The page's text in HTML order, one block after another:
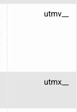
__utmv
__utmx